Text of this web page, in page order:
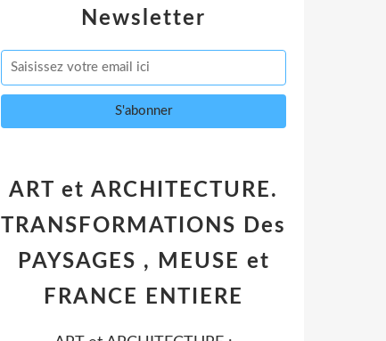
Newsletter
ART et ARCHITECTURE.
TRANSFORMATIONS Des
PAYSAGES , MEUSE et
FRANCE ENTIERE